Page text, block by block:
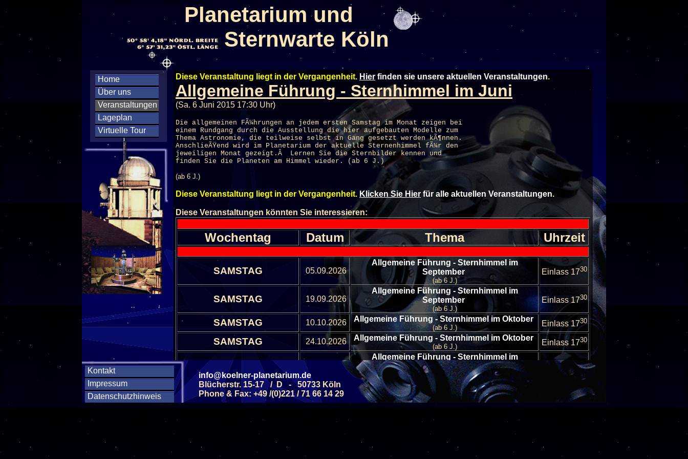
Planetarium und
Sternwarte Köln
Home
Über uns
Veranstaltungen
Lageplan
Virtuelle Tour
Kontakt
Impressum
Datenschutzhinweis
Diese Veranstaltung liegt in der Vergangenheit. Hier finden sie unsere aktuellen Veranstaltungen.
Allgemeine Führung - Sternhimmel im Juni
(Sa. 6 Juni 2015 17:30 Uhr)
Die allgemeinen FÃ¼hrungen an jedem ersten Samstag im Monat zeigen bei
einem Rundgang durch die Ausstellung die hier aufgebauten Modelle zum
Thema Astronomie, die teilweise selbst in Gang gesetzt werden kÃ¶nnen.
AnschlieÃŸend wird im Planetarium der aktuelle Sternenhimmel fÃ¼r den
jeweiligen Monat gezeigt.Â Lernen Sie die Sternbilder kennen und
finden Sie die Planeten am Himmel wieder. (ab 6 J.)
(ab 6 J.)
Diese Veranstaltung liegt in der Vergangenheit. Klicken Sie Hier für alle aktuellen Veranstaltungen.
Diese Veranstaltungen könnten Sie interessieren:
Wochentag Datum Thema Uhrzeit
SAMSTAG 05.09.2026
Allgemeine Führung - Sternhimmel im
September
(ab 6 J.)
Einlass 1730
SAMSTAG 19.09.2026
Allgemeine Führung - Sternhimmel im
September
(ab 6 J.)
Einlass 1730
SAMSTAG 10.10.2026 Allgemeine Führung - Sternhimmel im Oktober
(ab 6 J.) Einlass 1730
SAMSTAG 24.10.2026 Allgemeine Führung - Sternhimmel im Oktober
(ab 6 J.) Einlass 1730
SAMSTAG 07.11.2026
Allgemeine Führung - Sternhimmel im
November
(ab 6 J.)
Einlass 1730
SAMSTAG 21.11.2026
Allgemeine Führung - Sternhimmel im
November
(ab 6 J.)
Einlass 1730
SAMSTAG 05.12.2026
Dezember
Alle Veranstaltungen Alle Veranstaltungs Bescheibungen
info@koelner-planetarium.de
Blücherstr. 15-17 / D - 50733 Köln
Phone & Fax: +49 /(0)221 / 71 66 14 29